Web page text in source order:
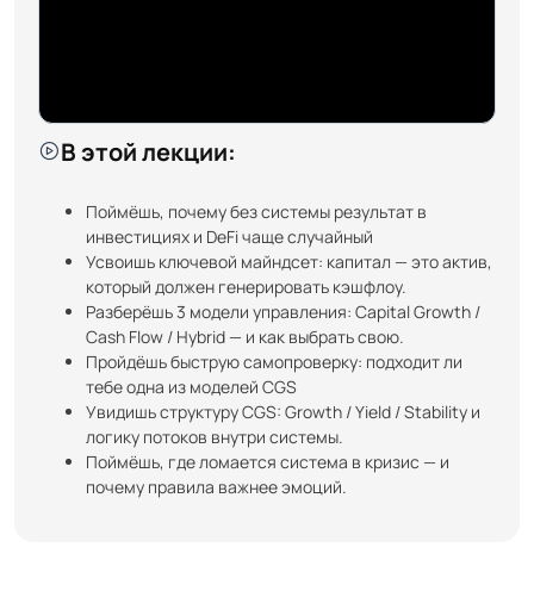
В этой лекции:
Поймёшь, почему без системы результат в
инвестициях и DeFi чаще случайный
Усвоишь ключевой майндсет: капитал — это актив,
который должен генерировать кэшфлоу.
Разберёшь 3 модели управления: Capital Growth /
Cash Flow / Hybrid — и как выбрать свою.
Пройдёшь быструю самопроверку: подходит ли
тебе одна из моделей CGS
Увидишь структуру CGS: Growth / Yield / Stability и
логику потоков внутри системы.
Поймёшь, где ломается система в кризис — и
почему правила важнее эмоций.